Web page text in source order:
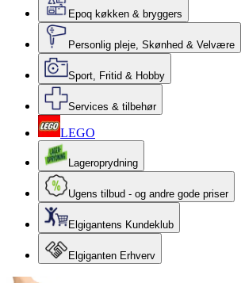
Epoq køkken & bryggers
Personlig pleje, Skønhed & Velvære
Sport, Fritid & Hobby
Services & tilbehør
LEGO
Lageroprydning
Ugens tilbud - og andre gode priser
Elgigantens Kundeklub
Elgiganten Erhverv